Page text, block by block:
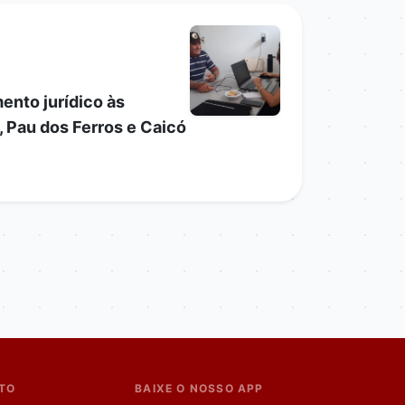
jurídico às
dos Ferros e Caicó
BAIXE O NOSSO APP